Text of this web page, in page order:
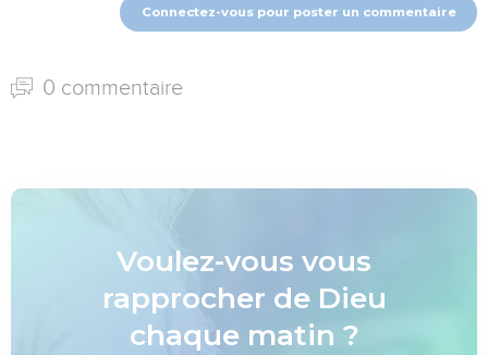
Connectez-vous pour poster un commentaire
0 commentaire
Voulez-vous vous
rapprocher de Dieu
chaque matin ?